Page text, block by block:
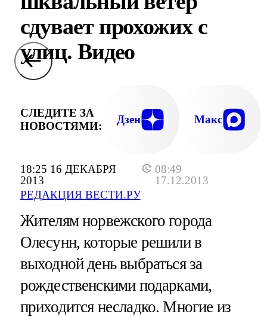
18:25 16 ДЕКАБРЯ
2013
08:49
17.12.2013
РЕДАКЦИЯ ВЕСТИ.РУ
сдувает прохожих с
улиц. Видео
СЛЕДИТЕ ЗА
НОВОСТЯМИ:
Дзен Макс
Жителям норвежского города
Олесунн, которые решили в
выходной день выбраться за
рождественскими подарками,
приходится несладко. Многие из